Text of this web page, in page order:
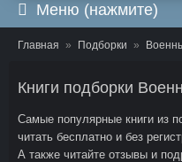
Меню (нажмите)
Главная Подборки
Книги подборки
Самые популярные книги из
читать бесплатно и без
А также читайте отзывы и